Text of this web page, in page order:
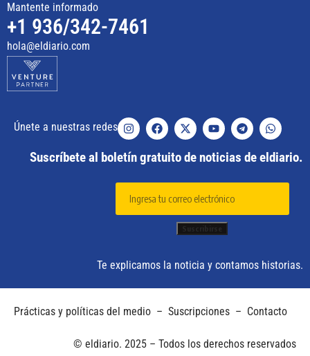
Mantente informado
+1 936/342-7461
hola@eldiario.com
Únete a nuestras redes
Suscríbete al boletín gratuito de noticias de eldiario.
Te explicamos la noticia y contamos historias.
Prácticas y políticas del medio – Suscripciones – Contacto
© eldiario. 2025 – Todos los derechos reservados